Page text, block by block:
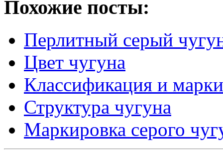
Похожие посты:
Перлитный серый
Цвет чугуна
Классификация и
Структура чугуна
Маркировка серого